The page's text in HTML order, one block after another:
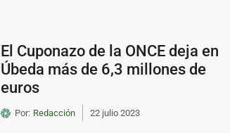
El Cuponazo de la ONCE deja en
Úbeda más de 6,3 millones de
euros
Por: Redacción 22 julio 2023